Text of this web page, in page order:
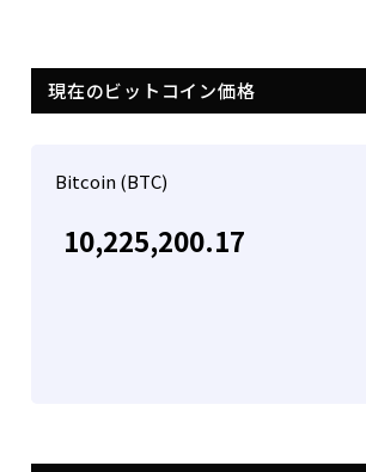
現在のビットコイン価格
Bitcoin (BTC)
10,225,200.17